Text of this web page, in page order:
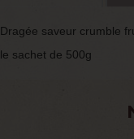
Dragée saveur crumble
le sachet de 500g